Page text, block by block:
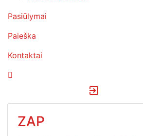
Pasiūlymai
Paieška
Kontaktai
exit_to_app
ZAP